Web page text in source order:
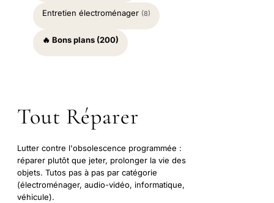
Entretien électroménager (8)
🔥 Bons plans (200)
Tout Réparer
Lutter contre l'obsolescence programmée :
réparer plutôt que jeter, prolonger la vie des
objets. Tutos pas à pas par catégorie
(électroménager, audio-vidéo, informatique,
véhicule).